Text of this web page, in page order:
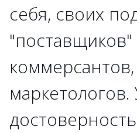
себя, своих